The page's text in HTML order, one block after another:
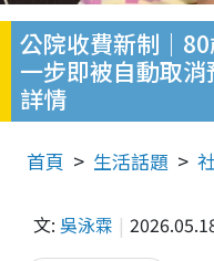
公院收費新制｜
一步即被自動取
詳情
首頁 生活話題
文: 吳泳霖